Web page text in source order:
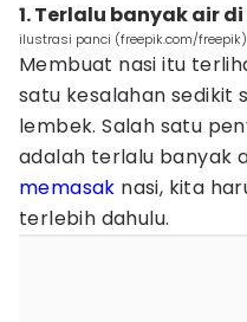
1. Terlalu banyak air
ilustrasi panci (freepik.com/freepik)
Membuat nasi itu
satu kesalahan sedikit
lembek. Salah satu
adalah terlalu banyak
memasak nasi, kita
terlebih dahulu.